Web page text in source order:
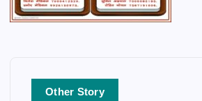
Other Story